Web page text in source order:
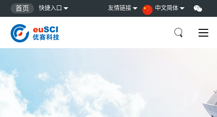
首页 快捷入口 友情链接 中文简体